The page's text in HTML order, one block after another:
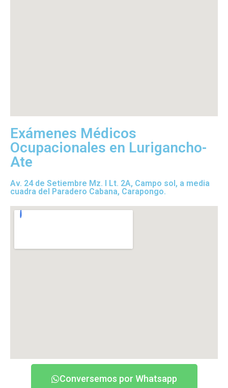
Exámenes Médicos
Ocupacionales en Lurigancho-
Ate
Av. 24 de Setiembre Mz. I Lt. 2A, Campo sol, a media
cuadra del Paradero Cabana, Carapongo.
Conversemos por Whatsapp